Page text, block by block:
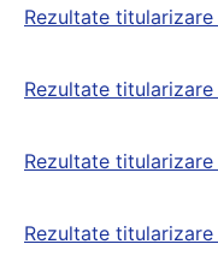
Rezultate
Rezultate
Rezultate
Rezultate